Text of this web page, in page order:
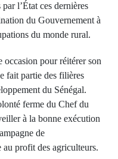
l’État ces dernières
du Gouvernement à
du monde rural.
pour réitérer son
fait partie des filières
du Sénégal.
ferme du Chef du
à la bonne exécution
de
au profit des agriculteurs.